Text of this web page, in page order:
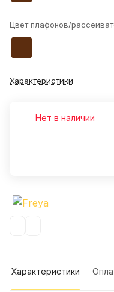
Цвет плафонов/
Характеристики
Нет в наличии
Характеристики